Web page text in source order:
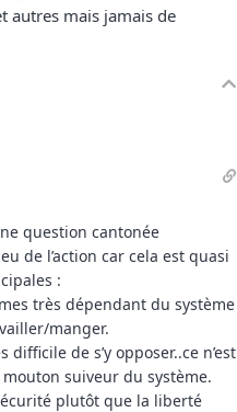
autres mais jamais de
question cantonée
de l’action car cela est quasi
:
très dépendant du système
manger.
de s’y opposer..ce n’est
suiveur du système.
plutôt que la liberté